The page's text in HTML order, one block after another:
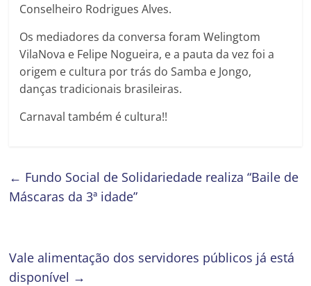
Conselheiro Rodrigues Alves.
Os mediadores da conversa foram Welingtom
VilaNova e Felipe Nogueira, e a pauta da vez foi a
origem e cultura por trás do Samba e Jongo,
danças tradicionais brasileiras.
Carnaval também é cultura!!
← Fundo Social de Solidariedade realiza “Baile de
Máscaras da 3ª idade”
Vale alimentação dos servidores públicos já está
disponível →